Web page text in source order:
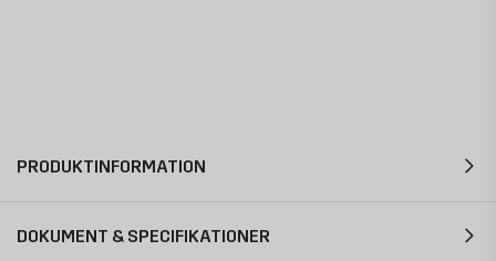
PRODUKTINFORMATION
DOKUMENT & SPECIFIKATIONER